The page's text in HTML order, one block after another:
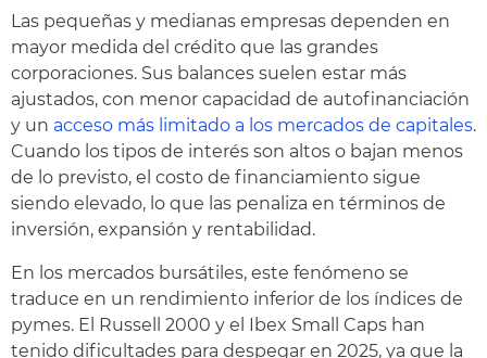
Las pequeñas y medianas empresas dependen en
mayor medida del crédito que las grandes
corporaciones. Sus balances suelen estar más
ajustados, con menor capacidad de autofinanciación
y un acceso más limitado a los mercados de capitales.
Cuando los tipos de interés son altos o bajan menos
de lo previsto, el costo de financiamiento sigue
siendo elevado, lo que las penaliza en términos de
inversión, expansión y rentabilidad.
En los mercados bursátiles, este fenómeno se
traduce en un rendimiento inferior de los índices de
pymes. El Russell 2000 y el Ibex Small Caps han
tenido dificultades para despegar en 2025, ya que la